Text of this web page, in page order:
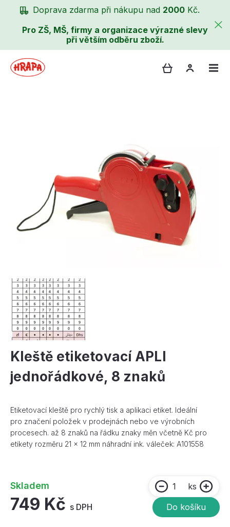
Doprava zdarma při nákupu nad 2000 Kč.
Pro ZŠ, MŠ, firmy a organizace výrazné slevy
při větším odběru zboží.
Kleště etiketovací APLI
jednořádkové, 8 znaků
Etiketovací kleště pro rychlý tisk a aplikaci etiket. Ideální
pro značení položek v prodejnách nebo ve výrobních
procesech. až 8 znaků na řádku znaky měn včetně Kč pro
etikety rozměru 21 x 12 mm náhradní ink. váleček: A101558
Skladem
749 Kč s DPH
ks
Do košíku